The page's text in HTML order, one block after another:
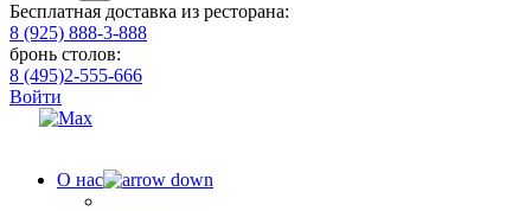
Бесплатная доставка из ресторана:
8 (925) 888-3-888
бронь столов:
8 (495)2-555-666
Войти
О нас